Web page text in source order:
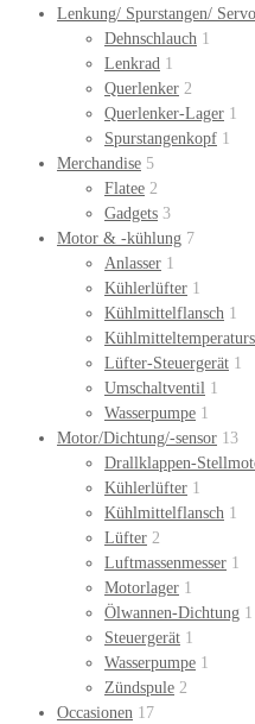
Lenkung/ Spurstangen/ Servo
Dehnschlauch 1
Lenkrad 1
Querlenker 2
Querlenker-Lager 1
Spurstangenkopf 1
Merchandise 5
Flatee 2
Gadgets 3
Motor & -kühlung 7
Anlasser 1
Kühlerlüfter 1
Kühlmittelflansch 1
Lüfter-Steuergerät 1
Umschaltventil 1
Wasserpumpe 1
Motor/Dichtung/-sensor 13
Drallklappen-
Kühlerlüfter 1
Kühlmittelflansch 1
Lüfter 2
Luftmassenmesser 1
Motorlager 1
Ölwannen-Dichtung 1
Steuergerät 1
Wasserpumpe 1
Zündspule 2
Occasionen 17